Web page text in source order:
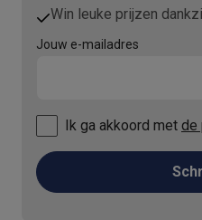
Win leuke prijzen
Jouw e-mailadres
Ik ga akkoord met de